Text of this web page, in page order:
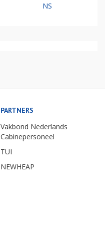
NS
PARTNERS
Vakbond Nederlands
Cabinepersoneel
TUI
NEWHEAP